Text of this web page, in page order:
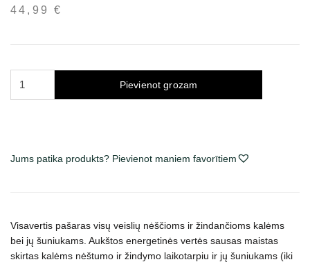
44,99€
šuniukams
Pievienot grozam
Jums patika produkts? Pievienot maniem favorītiem
Visavertis pašaras visų veislių nėščioms ir žindančioms kalėms
bei jų šuniukams. Aukštos energetinės vertės sausas maistas
skirtas kalėms nėštumo ir žindymo laikotarpiu ir jų šuniukams (iki